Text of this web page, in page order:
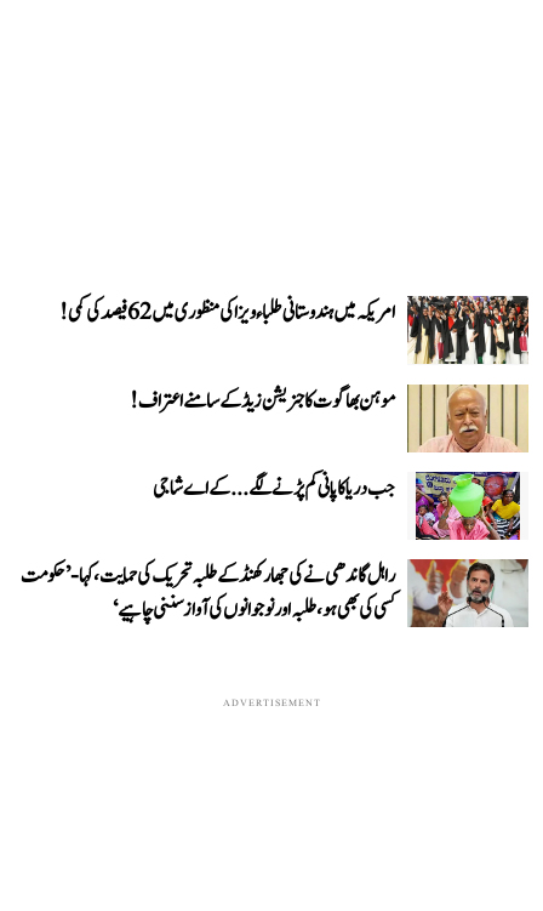
امریکہ میں ہندوستانی طلباء ویزا کی منظوری میں 62 فیصد کی کمی!
موہن بھاگوت کا جنریشن زیڈ کے سامنے اعتراف!
جب دریا کا پانی کم پڑنے لگے...کے اے شاجی
راہل گاندھی نے کی جھارکھنڈ کے طلبہ تحریک کی حمایت، کہا- ’حکومت
کسی کی بھی ہو، طلبہ اور نوجوانوں کی آواز سننی چاہیے‘
ADVERTISEMENT